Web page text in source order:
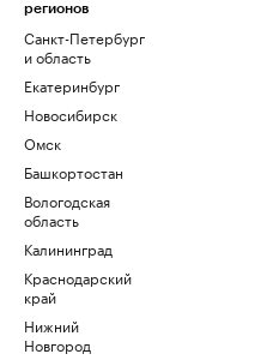
регионов
Санкт-Петербург
и область
Екатеринбург
Новосибирск
Омск
Башкортостан
Вологодская
область
Калининград
Краснодарский
край
Нижний
Новгород